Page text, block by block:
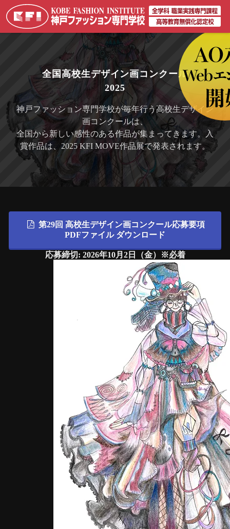
全国高校生デザイン画コンクール
2025
神戸ファッション専門学校が毎年行う高校生デザイン
画コンクールは、
全国から新しい感性のある作品が集まってきます。入
賞作品は、2025 KFI MOVE作品展で発表されます。
第29回 高校生デザイン画コンクール応募要項
PDFファイル ダウンロード
応募締切: 2026年10月2日（金）※必着